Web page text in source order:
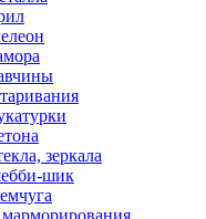
зеркала
шик